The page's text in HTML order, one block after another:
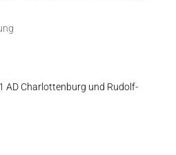
AD Charlottenburg und Rudolf-